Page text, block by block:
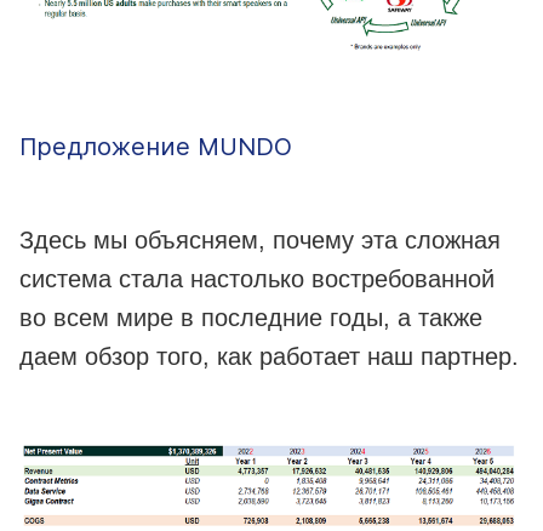
Предложение MUNDO
Здесь мы объясняем, почему эта сложная
система стала настолько востребованной
во всем мире в последние годы, а также
даем обзор того, как работает наш партнер.